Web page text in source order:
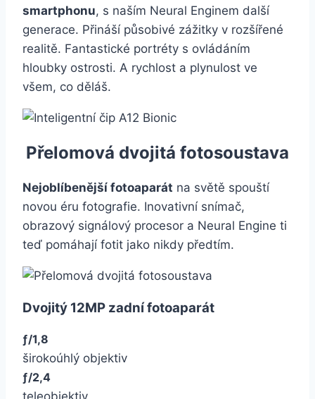
smartphonu, s naším Neural Enginem další
generace. Přináší působivé zážitky v rozšířené
realitě. Fantastické portréty s ovládáním
hloubky ostrosti. A rychlost a plynulost ve
všem, co děláš.
Přelomová dvojitá fotosoustava
Nejoblíbenější fotoaparát na světě spouští
novou éru fotografie. Inovativní snímač,
obrazový signálový procesor a Neural Engine ti
teď pomáhají fotit jako nikdy předtím.
Dvojitý 12MP zadní fotoaparát
ƒ/1,8
širokoúhlý objektiv
ƒ/2,4